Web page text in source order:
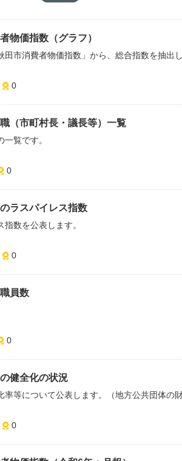
物価指数（グラフ）
市消費者物価指数」から、総合指数を抽出
0
（市町村長・議長等）一覧
覧です。
0
ラスパイレス指数
数を公表します。
0
員数
0
健全化の状況
率等について公表します。（地方公共団体の
0